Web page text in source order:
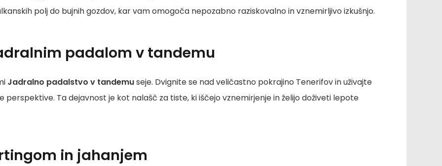
polj do bujnih gozdov, kar vam omogoča nepozabno raziskovalno in vznemirljivo izkušnjo.
padalom v tandemu
Jadralno padalstvo v tandemuseje. Dvignite se nad veličastno pokrajino Tenerifov in uživajte
Ta dejavnost je kot nalašč za tiste, ki iščejo vznemirjenje in želijo doživeti lepote
in jahanjem